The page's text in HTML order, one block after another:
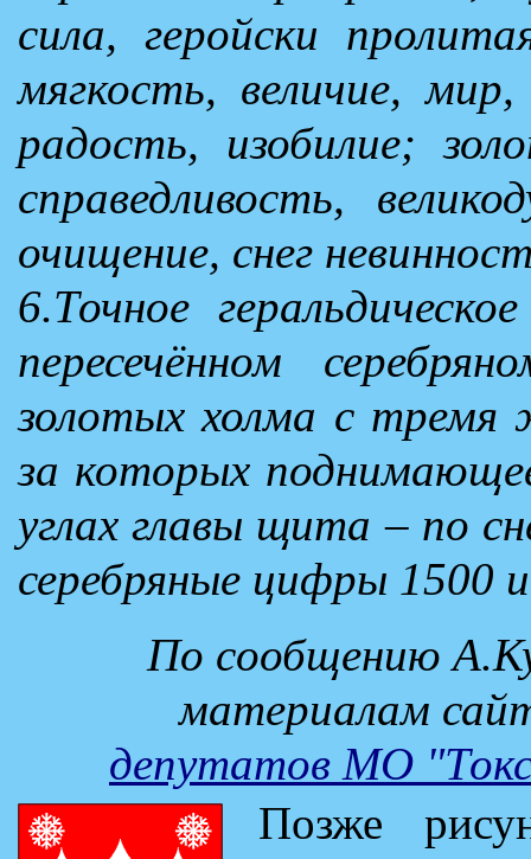
сила, геройски
мягкость, величие,
радость, изобилие;
справедливость,
очищение, снег
6.Точное
пересечённом
золотых холма с тремя
за которых
углах главы щита – по
серебряные цифры 1500
По cообщению
материалам
депутатов МО
Позже